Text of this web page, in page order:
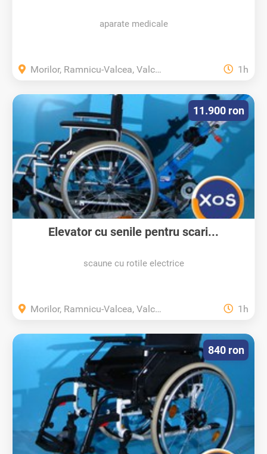
aparate medicale
Morilor, Ramnicu-Valcea, Valcea 1h
Elevator cu senile pentru scari...
scaune cu rotile electrice
11.900 ron
Morilor, Ramnicu-Valcea, Valcea 1h
840 ron